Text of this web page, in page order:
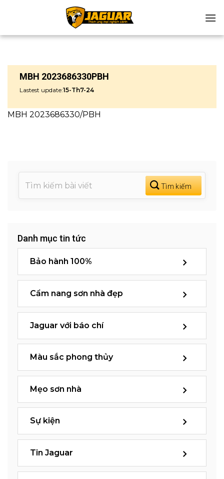
MBH 2023686330PBH
Lastest update:15-Th7-24
MBH 2023686330/PBH
Danh mục tin tức
Bảo hành 100%
Cẩm nang sơn nhà đẹp
Jaguar với báo chí
Màu sắc phong thủy
Mẹo sơn nhà
Sự kiện
Tin Jaguar